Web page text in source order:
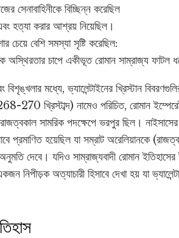
সেনাবাহিনীকে বিচ্ছিন্ন করেছিল
হত্যা করার আশ্রয় নিয়েছিল।
চেয়ে বেশি সমস্যা সৃষ্টি করেছিল:
চাপে একীভূত রোমান সাম্রাজ্য ফাটল
মধ্যে, ভ্যালেন্টাইনের খ্রিস্টান
270 খ্রিস্টাব্দ) নামেও পরিচিত, রোমান
সামরিক পদক্ষেপে ভরপুর ছিল।
প্রমাণিত হয়েছিল যা সম্রাট অরেলিয়ানকে
দেবে। যদিও সাম্রাজ্যবাদী রোমান
নিপীড়ক অত্যাচারী হিসাবে দেখা হয় যা